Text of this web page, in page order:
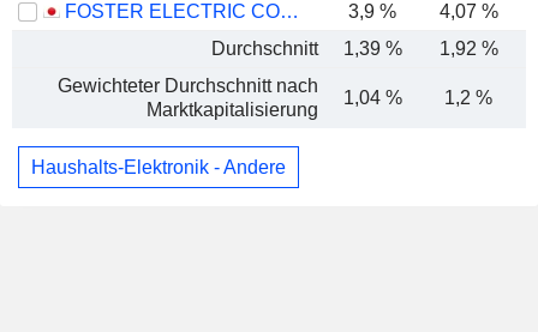
FOSTER ELECTRIC COMPANY, LIMITED
3,9 % 4,07 %
Durchschnitt
1,39 %
1,92 %
Gewichteter Durchschnitt nach
Marktkapitalisierung
1,04 % 1,2 %
Haushalts-Elektronik - Andere